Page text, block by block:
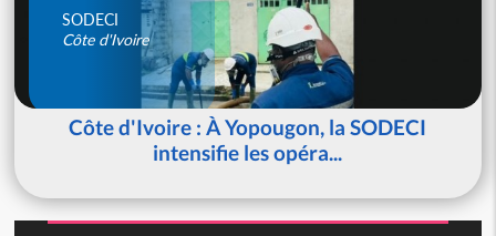
SODECI
Côte d'Ivoire
Côte d'Ivoire : À Yopougon, la SODECI
intensifie les opéra...